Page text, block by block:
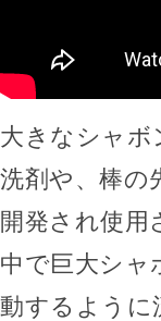
大きなシャボ
洗剤や、棒の
開発され使
中で巨大シャ
動するように